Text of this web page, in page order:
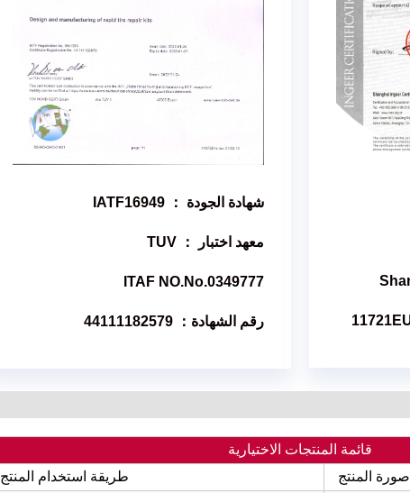
شهادة الجودة ： IATF16949
معهد اختبار ： TUV
ITAF NO.No.0349777
رقم الشهادة： 44111182579
قائمة المنتجات الاختيارية
صورة المنتج طريقة استخدام المنتج